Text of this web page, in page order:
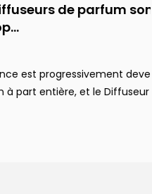
parfum sont de
devenu une
et le Diffuseur de